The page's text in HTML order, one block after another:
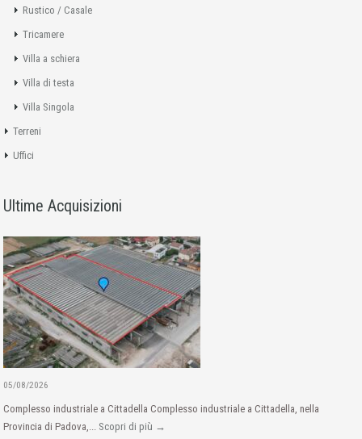
Rustico / Casale
Tricamere
Villa a schiera
Villa di testa
Villa Singola
Terreni
Uffici
Ultime Acquisizioni
05/08/2026
Complesso industriale a Cittadella Complesso industriale a Cittadella, nella
Provincia di Padova,... Scopri di più →